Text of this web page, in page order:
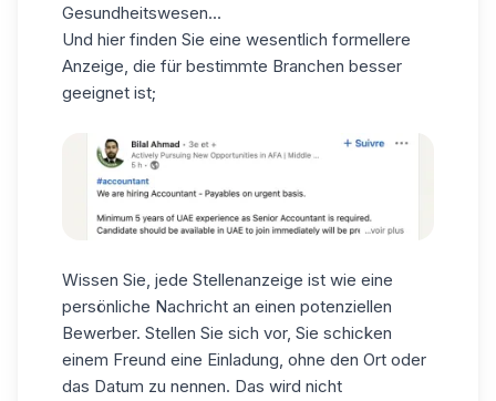
Gesundheitswesen...
Und hier finden Sie eine wesentlich formellere
Anzeige, die für bestimmte Branchen besser
geeignet ist;
Wissen Sie, jede Stellenanzeige ist wie eine
persönliche Nachricht an einen potenziellen
Bewerber. Stellen Sie sich vor, Sie schicken
einem Freund eine Einladung, ohne den Ort oder
das Datum zu nennen. Das wird nicht